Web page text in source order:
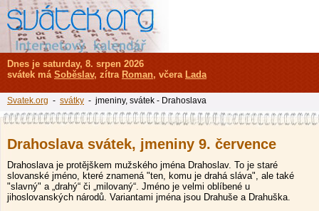
Drahoslava svátek, jmeniny 9. července
Drahoslava je protějškem mužského jména Drahoslav. To je staré
slovanské jméno, které znamená "ten, komu je drahá sláva", ale také
"slavný" a „drahý“ či „milovaný“. Jméno je velmi oblíbené u
jihoslovanských národů. Variantami jména jsou Drahuše a Drahuška.
Dnes je saturday, 8. srpen 2026
svátek má Soběslav, zítra Roman, včera Lada
Svatek.org - svátky - jmeniny, svátek - Drahoslava